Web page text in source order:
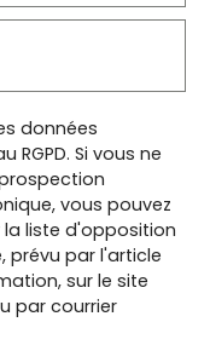
données
Si vous ne
vous pouvez
liste d'opposition
prévu par l'article
sur le site
par courrier